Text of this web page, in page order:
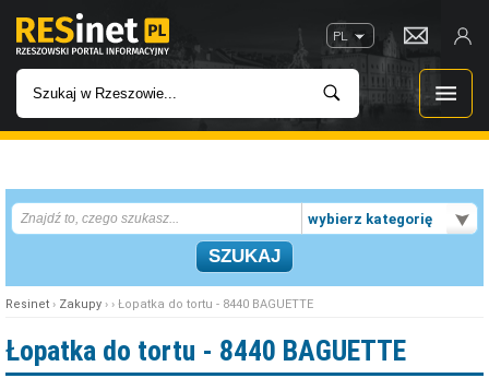
PL
INWESTYCJE
IMPREZY
ROZRYWKA
wybierz kategorię
Resinet › Zakupy › › Łopatka do tortu - 8440 BAGUETTE
Łopatka do tortu - 8440 BAGUETTE